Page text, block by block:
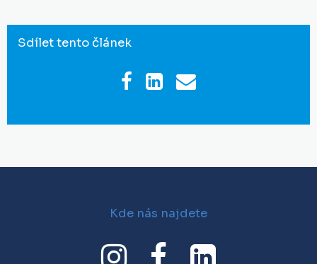
Sdílet tento článek
Kde nás najdete